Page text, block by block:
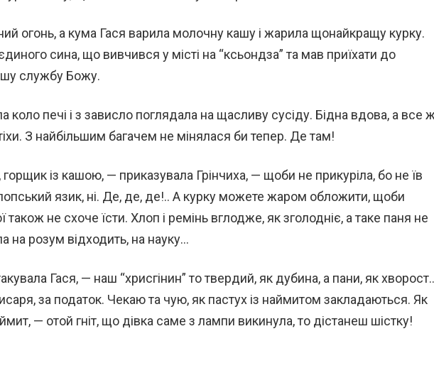
огонь, а кума Гася варила молочну кашу і жарила щонайкращу курку.
сина, що вивчився у місті на “ксьондза” та мав приїхати до
службу Божу.
коло печі і з зависло поглядала на щасливу сусіду. Бідна вдова, а все
З найбільшим багачем не мінялася би тепер. Де там!
із кашою, — приказувала Грінчиха, — щоби не прикуріла, бо не їв
язик, ні. Де, де, де!.. А курку можете жаром обложити, щоби
також не схоче їсти. Хлоп і ремінь вглодже, як зголодніє, а таке паня не
на розум відходить, на науку…
Гася, — наш “хрисгінин” то твердий, як дубина, а пани, як
за податок. Чекаю та чую, як пастух із наймитом закладаються. Як
— отой гніт, що дівка саме з лампи викинула, то дістанеш шістку!